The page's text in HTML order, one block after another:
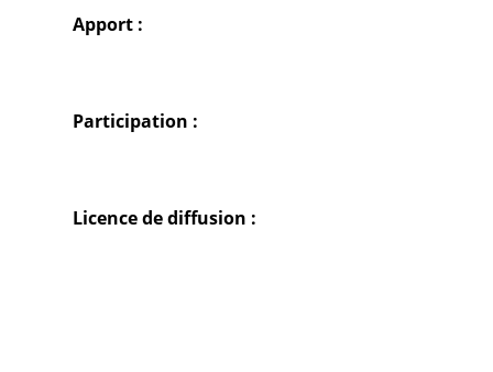
Apport :
Participation :
Licence de diffusion :